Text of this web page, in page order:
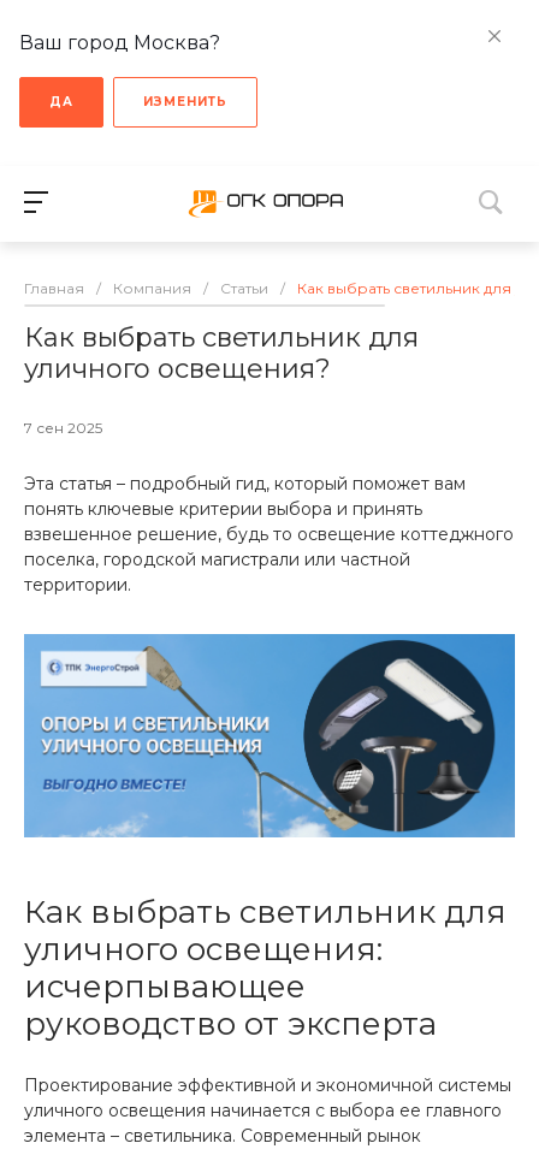
Ваш город Москва?
ДА ИЗМЕНИТЬ
Главная / Компания / Статьи / Как выбрать светильник для
Как выбрать светильник для
уличного освещения?
7 сен 2025
Эта статья – подробный гид, который поможет вам
понять ключевые критерии выбора и принять
взвешенное решение, будь то освещение коттеджного
поселка, городской магистрали или частной
территории.
Как выбрать светильник для
уличного освещения:
исчерпывающее
руководство от эксперта
Проектирование эффективной и экономичной системы
уличного освещения начинается с выбора ее главного
элемента – светильника. Современный рынок